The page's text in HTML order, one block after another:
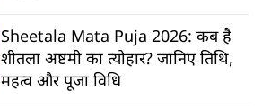
Sheetala Mata Puja 2026: कब है
शीतला अष्टमी का त्योहार? जानिए तिथि,
महत्व और पूजा विधि